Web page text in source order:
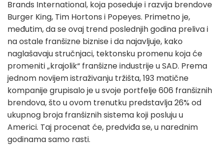
Brands International, koja poseduje i razvija brendove
Burger King, Tim Hortons i Popeyes. Primetno je,
međutim, da se ovaj trend poslednjih godina preliva i
na ostale franšizne biznise i da najavljuje, kako
naglašavaju stručnjaci, tektonsku promenu koja će
promeniti „krajolik“ franšizne industrije u SAD. Prema
jednom novijem istraživanju tržišta, 193 matične
kompanije grupisalo je u svoje portfelje 606 franšiznih
brendova, što u ovom trenutku predstavlja 26% od
ukupnog broja franšiznih sistema koji posluju u
Americi. Taj procenat će, predviđa se, u narednim
godinama samo rasti.